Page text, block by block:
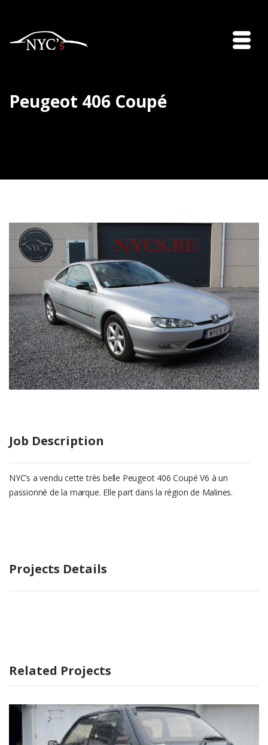
Peugeot 406 Coupé
Job Description
NYC’s a vendu cette très belle Peugeot 406 Coupé V6 à un
passionné de la marque. Elle part dans la région de Malines.
Projects Details
Related Projects